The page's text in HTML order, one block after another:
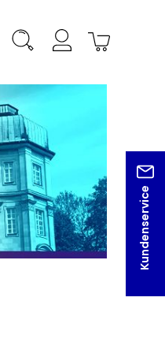
Kundenservice